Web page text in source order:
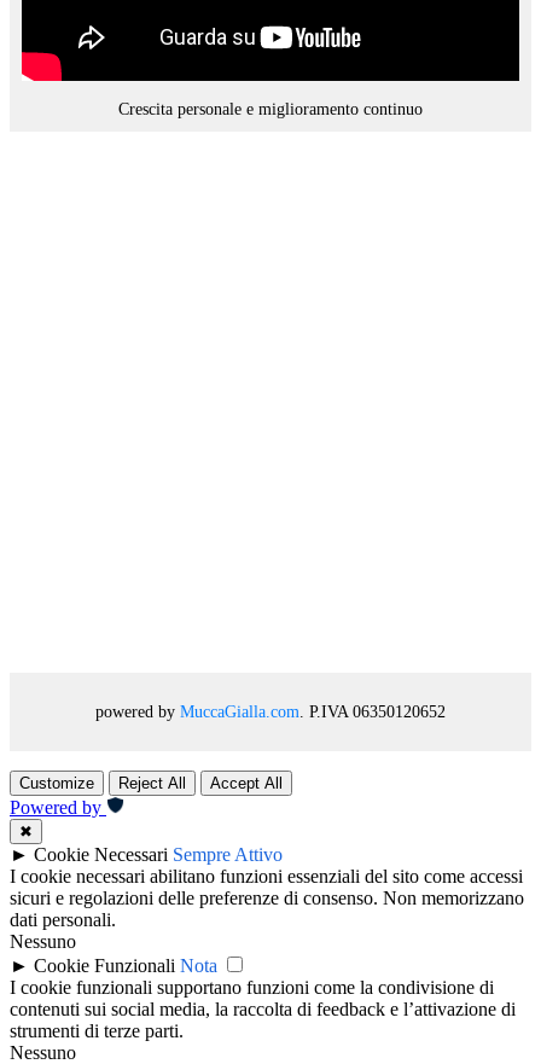
Crescita personale e miglioramento continuo
powered by MuccaGialla.com . P.IVA 06350120652
Customize Reject All Accept All
Powered by
✖
► Cookie Necessari Sempre Attivo
I cookie necessari abilitano funzioni essenziali del sito come accessi
sicuri e regolazioni delle preferenze di consenso. Non memorizzano
dati personali.
Nessuno
► Cookie Funzionali Nota
I cookie funzionali supportano funzioni come la condivisione di
contenuti sui social media, la raccolta di feedback e l’attivazione di
strumenti di terze parti.
Nessuno